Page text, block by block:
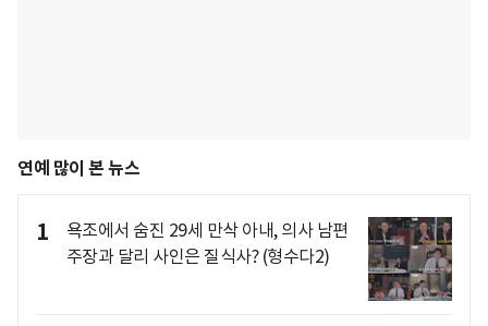
연예 많이 본 뉴스
1
욕조에서 숨진 29세 만삭 아내, 의사 남편
주장과 달리 사인은 질식사? (형수다2)